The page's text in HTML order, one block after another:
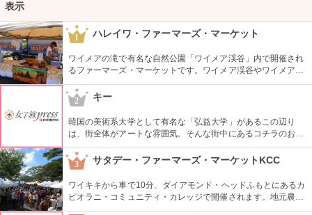
表示
1 ハレイワ・ファーマーズ・マーケット
ワイメアの滝で有名な自然公園「ワイメア渓谷」内で開催され
るファーマーズ・マーケットです。ワイメア渓谷やワイメアの
滝で遊んでから訪れるのも楽しいかも。食べ物も飲み物も充実
していますので、おやつはもちろん、ディナーを楽しむのもア
リですね。
2 キー
韓国の美術系大学として有名な「弘益大学」があるこの辺り
は、街全体がアートな雰囲気。そんな街中にあるコチラのお店
は、韓国在住の外国人６０名を含むアーティストの作品を取り
扱うセレクトショップ。アクセサリーから雑貨まで取り扱い、
価格もリーズナブルなものから揃っているので、個性的なお土
産を探すには最適。
3 サタデー・ファーマーズ・マーケットKCC
ワイキキから車で10分、ダイアモンド・ヘッドふもとにあるカ
ピオラニ・コミュニティ・カレッジで開催されます。地元農家
お手製のグルメやオーガニック食品など、朝からあれもこれも